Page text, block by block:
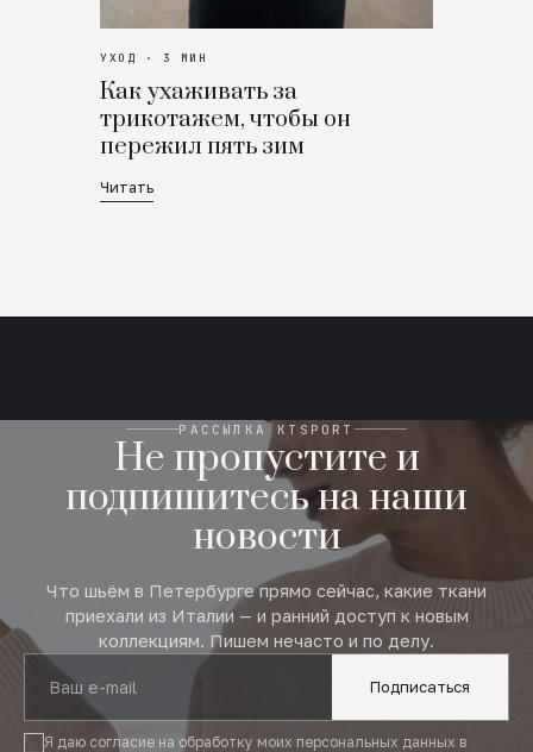
УХОД · 3 МИН
Как ухаживать за
трикотажем, чтобы он
пережил пять зим
Читать
РАССЫЛКА KTSPORT
Не пропустите и
подпишитесь на наши
новости
Что шьём в Петербурге прямо сейчас, какие ткани
приехали из Италии — и ранний доступ к новым
коллекциям. Пишем нечасто и по делу.
Подписаться
Я даю согласие на обработку моих персональных данных в